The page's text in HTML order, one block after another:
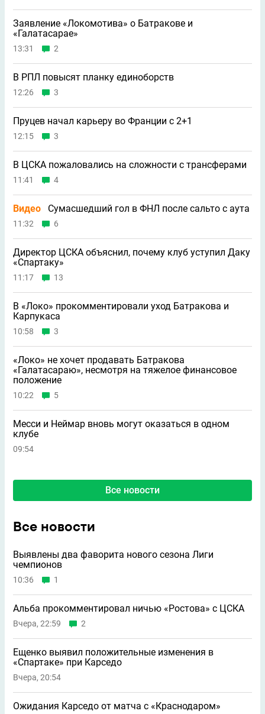
Заявление «Локомотива» о Батракове и
«Галатасарае»
13:31 2
В РПЛ повысят планку единоборств
12:26 3
Пруцев начал карьеру во Франции с 2+1
12:15 3
В ЦСКА пожаловались на сложности с трансферами
11:41 4
Видео Сумасшедший гол в ФНЛ после сальто с аута
11:32 6
Директор ЦСКА объяснил, почему клуб уступил Даку
«Спартаку»
11:17 13
В «Локо» прокомментировали уход Батракова и
Карпукаса
10:58 3
«Локо» не хочет продавать Батракова
«Галатасараю», несмотря на тяжелое финансовое
положение
10:22 5
Месси и Неймар вновь могут оказаться в одном
клубе
09:54
Все новости
Все новости
Выявлены два фаворита нового сезона Лиги
чемпионов
10:36 1
Альба прокомментировал ничью «Ростова» с ЦСКА
Вчера, 22:59 2
Ещенко выявил положительные изменения в
«Спартаке» при Карседо
Вчера, 20:54
Ожидания Карседо от матча с «Краснодаром»